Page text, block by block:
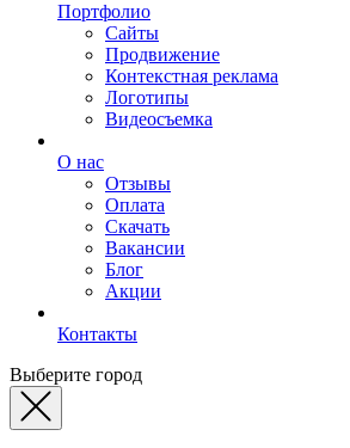
Портфолио
Сайты
Продвижение
Контекстная реклама
Логотипы
Видеосъемка
О нас
Отзывы
Оплата
Скачать
Вакансии
Блог
Акции
Контакты
Выберите город